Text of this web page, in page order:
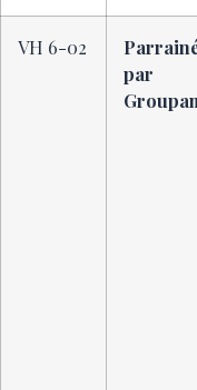
VH 6-02
par